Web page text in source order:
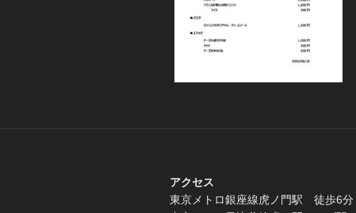
アクセス
東京メトロ銀座線虎ノ門駅 徒歩6分